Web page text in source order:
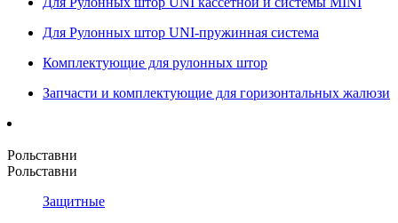
Для Рулонных штор UNI-пружинная система
Комплектующие для рулонных штор
Запчасти и комплектующие для горизонтальных жалюзи
Рольставни
Рольставни
Защитные